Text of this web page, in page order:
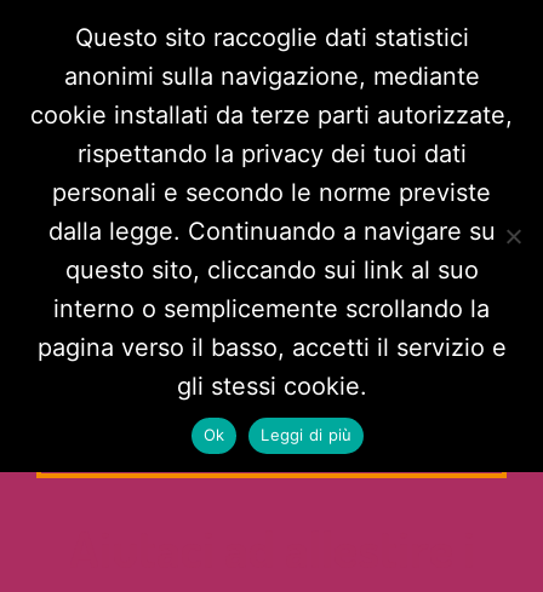
HAI PAURA CHE QUALCUNO
POSSA SCOPRIRE CHE HAI
VISITATO QUESTO SITO?
NAVIGA IN INCOGNITO
Questo sito raccoglie dati statistici
anonimi sulla navigazione, mediante
cookie installati da terze parti autorizzate,
rispettando la privacy dei tuoi dati
personali e secondo le norme previste
dalla legge. Continuando a navigare su
questo sito, cliccando sui link al suo
interno o semplicemente scrollando la
pagina verso il basso, accetti il servizio e
gli stessi cookie.
Ok Leggi di più